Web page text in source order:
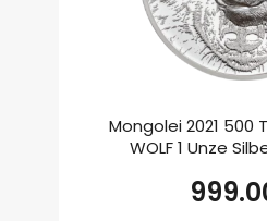
Mongolei 2021 500
WOLF 1 Unze